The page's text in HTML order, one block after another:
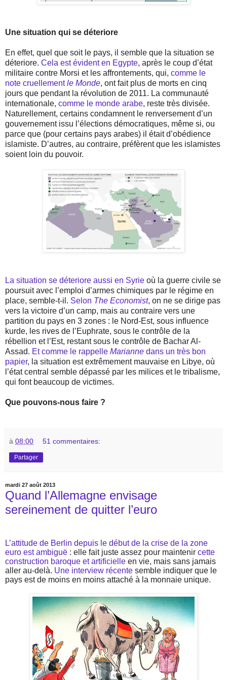
Une situation qui se déteriore
En effet, quel que soit le pays, il semble que la situation se
déteriore. Cela est évident en Egypte, après le coup d’état
militaire contre Morsi et les affrontements, qui, comme le
note cruellementle Monde, ont fait plus de morts en cinq
jours que pendant la révolution de 2011. La communauté
internationale, comme le monde arabe, reste très divisée.
Naturellement, certains condamnent le renversement d’un
gouvernement issu l’élections démocratiques, même si, ou
parce que (pour certains pays arabes) il était d’obédience
islamiste. D’autres, au contraire, préfèrent que les islamistes
soient loin du pouvoir.
La situation se déteriore aussi en Syrie où la guerre civile se
poursuit avec l’emploi d’armes chimiques par le régime en
place, semble-t-il. Selon The Economist, on ne se dirige pas
vers la victoire d’un camp, mais au contraire vers une
partition du pays en 3 zones : le Nord-Est, sous influence
kurde, les rives de l’Euphrate, sous le contrôle de la
rébellion et l’Est, restant sous le contrôle de Bachar Al-
Assad. Et comme le rappelle Marianne dans un très bon
papier, la situation est extrêmement mauvaise en Libye, où
l’état central semble dépassé par les milices et le tribalisme,
qui font beaucoup de victimes.
Que pouvons-nous faire ?
à 08:00 51 commentaires:
Partager
mardi 27 août 2013
Quand l’Allemagne envisage
sereinement de quitter l’euro
L’attitude de Berlin depuis le début de la crise de la zone
euro est ambiguë : elle fait juste assez pour maintenir cette
construction baroque et artificielle en vie, mais sans jamais
aller au-delà. Une interview récente semble indiquer que le
pays est de moins en moins attaché à la monnaie unique.